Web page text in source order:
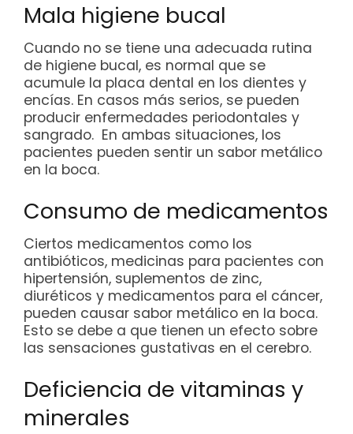
Mala higiene bucal
Cuando no se tiene una adecuada rutina
de higiene bucal, es normal que se
acumule la placa dental en los dientes y
encías. En casos más serios, se pueden
producir enfermedades periodontales y
sangrado. En ambas situaciones, los
pacientes pueden sentir un sabor metálico
en la boca.
Consumo de medicamentos
Ciertos medicamentos como los
antibióticos, medicinas para pacientes con
hipertensión, suplementos de zinc,
diuréticos y medicamentos para el cáncer,
pueden causar sabor metálico en la boca.
Esto se debe a que tienen un efecto sobre
las sensaciones gustativas en el cerebro.
Deficiencia de vitaminas y
minerales